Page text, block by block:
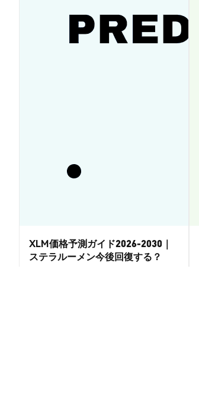
XLM価格予測ガイド2026-2030｜
ステラルーメン今後回復する？